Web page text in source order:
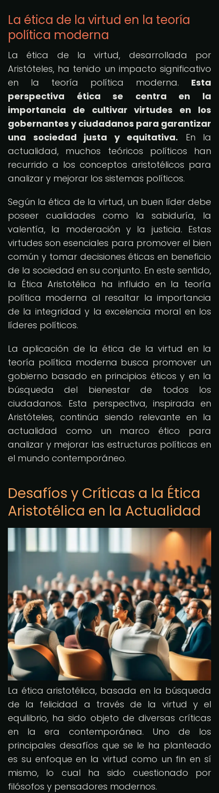
La ética de la virtud en la teoría
política moderna
La ética de la virtud, desarrollada por
Aristóteles, ha tenido un impacto significativo
en la teoría política moderna. Esta
perspectiva ética se centra en la
importancia de cultivar virtudes en los
gobernantes y ciudadanos para garantizar
una sociedad justa y equitativa. En la
actualidad, muchos teóricos políticos han
recurrido a los conceptos aristotélicos para
analizar y mejorar los sistemas políticos.
Según la ética de la virtud, un buen líder debe
poseer cualidades como la sabiduría, la
valentía, la moderación y la justicia. Estas
virtudes son esenciales para promover el bien
común y tomar decisiones éticas en beneficio
de la sociedad en su conjunto. En este sentido,
la Ética Aristotélica ha influido en la teoría
política moderna al resaltar la importancia
de la integridad y la excelencia moral en los
líderes políticos.
La aplicación de la ética de la virtud en la
teoría política moderna busca promover un
gobierno basado en principios éticos y en la
búsqueda del bienestar de todos los
ciudadanos. Esta perspectiva, inspirada en
Aristóteles, continúa siendo relevante en la
actualidad como un marco ético para
analizar y mejorar las estructuras políticas en
el mundo contemporáneo.
Desafíos y Críticas a la Ética
Aristotélica en la Actualidad
La ética aristotélica, basada en la búsqueda
de la felicidad a través de la virtud y el
equilibrio, ha sido objeto de diversas críticas
en la era contemporánea. Uno de los
principales desafíos que se le ha planteado
es su enfoque en la virtud como un fin en sí
mismo, lo cual ha sido cuestionado por
filósofos y pensadores modernos.